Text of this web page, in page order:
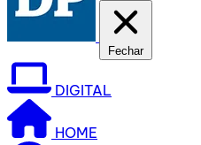
Fechar
DIGITAL
HOME